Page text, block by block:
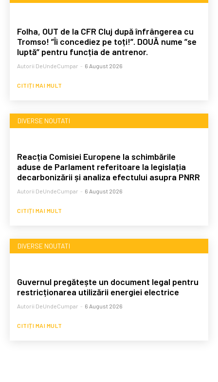
Folha, OUT de la CFR Cluj după înfrângerea cu
Tromso! ”Îi concediez pe toți!”. DOUĂ nume ”se
luptă” pentru funcția de antrenor.
Autorii DeUndeCumpar - 6 August 2026
CITIȚI MAI MULT
DIVERSE NOUTATI
Reacția Comisiei Europene la schimbările
aduse de Parlament referitoare la legislația
decarbonizării și analiza efectului asupra PNRR
Autorii DeUndeCumpar - 6 August 2026
CITIȚI MAI MULT
DIVERSE NOUTATI
Guvernul pregătește un document legal pentru
restricționarea utilizării energiei electrice
Autorii DeUndeCumpar - 6 August 2026
CITIȚI MAI MULT